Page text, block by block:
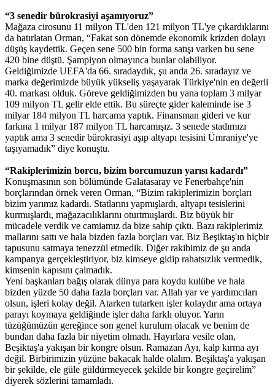
“3 senedir bürokrasiyi aşamıyoruz”
Mağaza cirosunu 11 milyon TL'den 121 milyon TL'ye çıkardıklarını
da hatırlatan Orman, “Fakat son dönemde ekonomik krizden dolayı
düşüş kaydettik. Geçen sene 500 bin forma satışı varken bu sene
420 bine düştü. Şampiyon olmayınca bunlar olabiliyor.
Geldiğimizde UEFA'da 66. sıradaydık, şu anda 26. sıradayız ve
marka değerimizde büyük yükseliş yaşayarak Türkiye'nin en değerli
40. markası olduk. Göreve geldiğimizden bu yana toplam 3 milyar
109 milyon TL gelir elde ettik. Bu süreçte gider kaleminde ise 3
milyar 184 milyon TL harcama yaptık. Finansman gideri ve kur
farkına 1 milyar 187 milyon TL harcamışız. 3 senede stadımızı
yaptık ama 3 senedir bürokrasiyi aşıp altyapı tesisini Ümraniye'ye
taşıyamadık” diye konuştu.
“Rakiplerimizin borcu, bizim borcumuzun yarısı kadardı”
Konuşmasının son bölümünde Galatasaray ve Fenerbahçe'nin
borçlarından örnek veren Orman, “Bizim rakiplerimizin borçları
bizim yarımız kadardı. Statlarını yapmışlardı, altyapı tesislerini
kurmuşlardı, mağazacılıklarını oturtmuşlardı. Biz büyük bir
mücadele verdik ve camiamız da bize sahip çıktı. Bazı rakiplerimiz
mallarını sattı ve hala bizden fazla borçları var. Biz Beşiktaş'ın hiçbir
tapusunu satmaya tenezzül etmedik. Diğer rakibimiz de şu anda
kampanya gerçekleştiriyor, biz kimseye gidip rahatsızlık vermedik,
kimsenin kapısını çalmadık.
Yeni başkanları bağış olarak dünya para koydu kulübe ve hala
bizden yüzde 50 daha fazla borçları var. Allah yar ve yardımcıları
olsun, işleri kolay değil. Atarken tutarken işler kolaydır ama ortaya
parayı koymaya geldiğinde işler daha farklı oluyor. Yarın
tüzüğümüzün gereğince son genel kurulum olacak ve benim de
bundan daha fazla bir niyetim olmadı. Hayırlara vesile olan,
Beşiktaş'a yakışan bir kongre olsun. Ramazan Ayı, kalp kırma ayı
değil. Birbirimizin yüzüne bakacak halde olalım. Beşiktaş'a yakışan
bir şekilde, ele güle güldürmeyecek şekilde bir kongre geçirelim”
diyerek sözlerini tamamladı.